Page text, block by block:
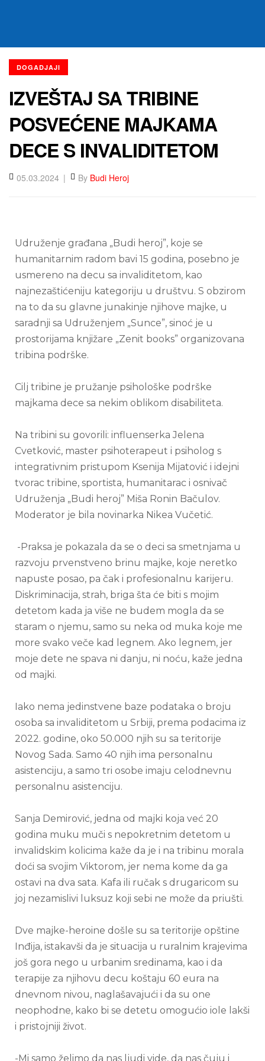
DOGADJAJI
IZVEŠTAJ SA TRIBINE
POSVEĆENE MAJKAMA
DECE S INVALIDITETOM
05.03.2024 By Budi Heroj
Udruženje građana „Budi heroj”, koje se
humanitarnim radom bavi 15 godina, posebno je
usmereno na decu sa invaliditetom, kao
najnezaštićeniju kategoriju u društvu. S obzirom
na to da su glavne junakinje njihove majke, u
saradnji sa Udruženjem „Sunce”, sinoć je u
prostorijama knjižare „Zenit books” organizovana
tribina podrške.
Cilj tribine je pružanje psihološke podrške
majkama dece sa nekim oblikom disabiliteta.
Na tribini su govorili: influenserka Jelena
Cvetković, master psihoterapeut i psiholog s
integrativnim pristupom Ksenija Mijatović i idejni
tvorac tribine, sportista, humanitarac i osnivač
Udruženja „Budi heroj” Miša Ronin Bačulov.
Moderator je bila novinarka Nikea Vučetić.
-Praksa je pokazala da se o deci sa smetnjama u
razvoju prvenstveno brinu majke, koje neretko
napuste posao, pa čak i profesionalnu karijeru.
Diskriminacija, strah, briga šta će biti s mojim
detetom kada ja više ne budem mogla da se
staram o njemu, samo su neka od muka koje me
more svako veče kad legnem. Ako legnem, jer
moje dete ne spava ni danju, ni noću, kaže jedna
od majki.
Iako nema jedinstvene baze podataka o broju
osoba sa invaliditetom u Srbiji, prema podacima iz
2022. godine, oko 50.000 njih su sa teritorije
Novog Sada. Samo 40 njih ima personalnu
asistenciju, a samo tri osobe imaju celodnevnu
personalnu asistenciju.
Sanja Demirović, jedna od majki koja već 20
godina muku muči s nepokretnim detetom u
invalidskim kolicima kaže da je i na tribinu morala
doći sa svojim Viktorom, jer nema kome da ga
ostavi na dva sata. Kafa ili ručak s drugaricom su
joj nezamislivi luksuz koji sebi ne može da priušti.
Dve majke-heroine došle su sa teritorije opštine
Inđija, istakavši da je situacija u ruralnim krajevima
još gora nego u urbanim sredinama, kao i da
terapije za njihovu decu koštaju 60 eura na
dnevnom nivou, naglašavajući i da su one
neophodne, kako bi se detetu omogućio iole lakši
i pristojniji život.
-Mi samo želimo da nas ljudi vide, da nas čuju i